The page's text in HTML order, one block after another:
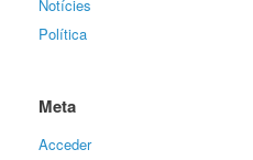
Notícies
Política
Meta
Acceder